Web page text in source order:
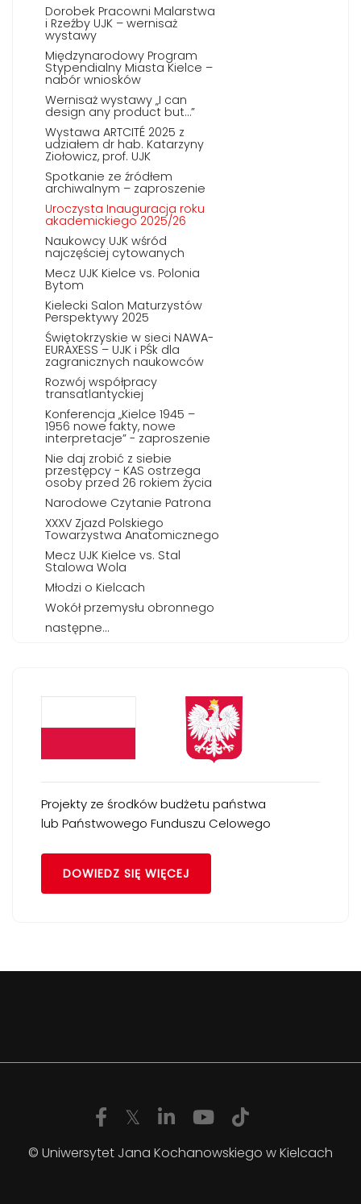
Dorobek Pracowni Malarstwa
i Rzeźby UJK – wernisaż
wystawy
Międzynarodowy Program
Stypendialny Miasta Kielce –
nabór wniosków
Wernisaż wystawy „I can
design any product but…”
Wystawa ARTCITÉ 2025 z
udziałem dr hab. Katarzyny
Ziołowicz, prof. UJK
Spotkanie ze źródłem
archiwalnym – zaproszenie
Uroczysta Inauguracja roku
akademickiego 2025/26
Naukowcy UJK wśród
najczęściej cytowanych
Mecz UJK Kielce vs. Polonia
Bytom
Kielecki Salon Maturzystów
Perspektywy 2025
Świętokrzyskie w sieci NAWA-
EURAXESS – UJK i PŚk dla
zagranicznych naukowców
Rozwój współpracy
transatlantyckiej
Konferencja „Kielce 1945 –
1956 nowe fakty, nowe
interpretacje” - zaproszenie
Nie daj zrobić z siebie
przestępcy - KAS ostrzega
osoby przed 26 rokiem życia
Narodowe Czytanie Patrona
XXXV Zjazd Polskiego
Towarzystwa Anatomicznego
Mecz UJK Kielce vs. Stal
Stalowa Wola
Młodzi o Kielcach
Wokół przemysłu obronnego
następne...
Projekty ze środków budżetu państwa
lub Państwowego Funduszu Celowego
DOWIEDZ SIĘ WIĘCEJ
© Uniwersytet Jana Kochanowskiego w Kielcach